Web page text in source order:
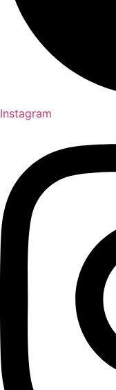
Instagram